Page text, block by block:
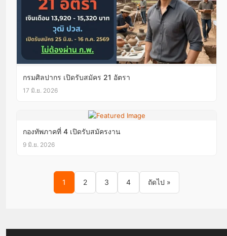
กรมศิลปากร เปิดรับสมัคร 21 อัตรา
17 มิ.ย. 2026
กองทัพภาคที่ 4 เปิดรับสมัครงาน
9 มิ.ย. 2026
Posts pagination
1 2 3 4 ถัดไป »